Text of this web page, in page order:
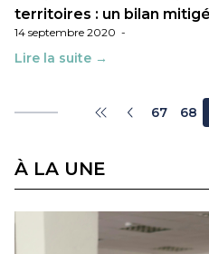
territoires : un bilan
14 septembre 2020 -
Lire la suite →
67 68
À LA UNE